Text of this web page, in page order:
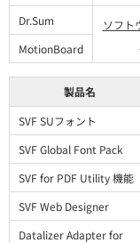
Dr.Sum
ソフト
MotionBoard
製品名
SVF SUフォント
SVF Global Font Pack
SVF for PDF Utility 機能
SVF Web Designer
Datalizer Adapter for